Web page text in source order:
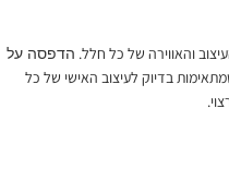
והאווירה של כל חלל. הדפסה על
בדיוק לעיצוב האישי של כל